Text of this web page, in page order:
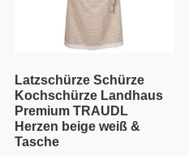
Latzschürze Schürze
Kochschürze Landhaus
Premium TRAUDL
Herzen beige weiß &
Tasche